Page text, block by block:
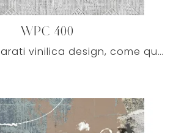
WPC 400
La Carta da parati vinilica design, come questa di Caos Creativo, è realizzata con materiali di prima scelta, al pari di tutti i restanti accessori ...